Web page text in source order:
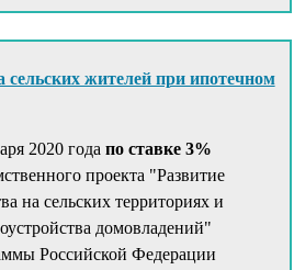
жителей при ипотечном
2020 года по ставке 3%
проекта "Развитие
на сельских территориях и
домовладений"
Российской Федерации